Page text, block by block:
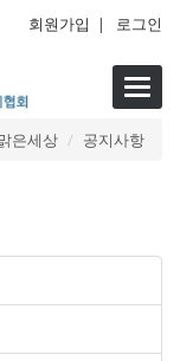
회원가입 | 로그인
은세상 공지사항